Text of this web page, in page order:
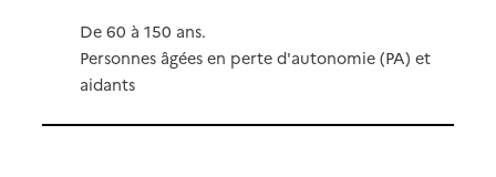
De 60 à 150 ans.
Personnes âgées en perte d'autonomie (PA) et
aidants